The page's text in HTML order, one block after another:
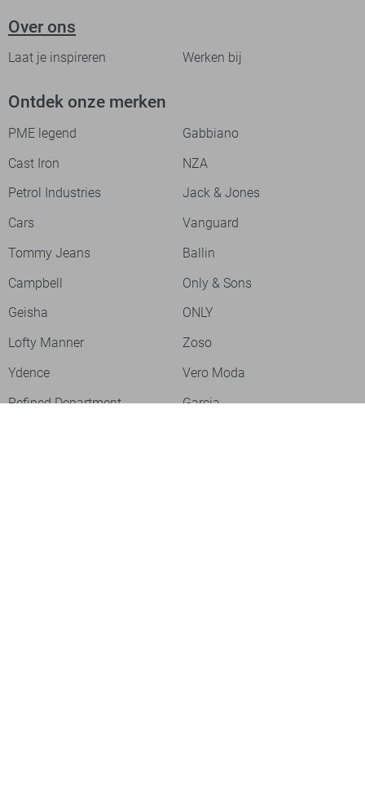
Over ons
Laat je inspireren Werken bij
Ontdek onze merken
PME legend
Gabbiano
Cast Iron
NZA
Petrol Industries
Jack & Jones
Cars
Vanguard
Tommy Jeans
Ballin
Campbell
Only & Sons
Geisha
ONLY
Lofty Manner
Zoso
Ydence
Vero Moda
Refined Department
Garcia